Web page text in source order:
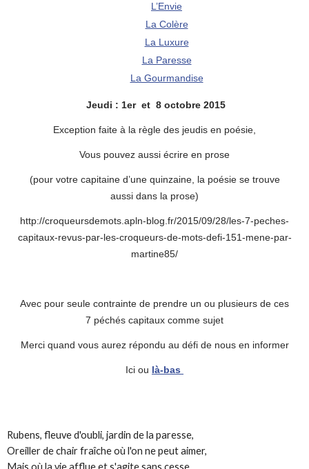
L’Envie
La Colère
La Luxure
La Paresse
La Gourmandise
Jeudi : 1er et 8 octobre 2015
Exception faite à la règle des jeudis en poésie,
Vous pouvez aussi écrire en prose
(pour votre capitaine d’une quinzaine, la poésie se trouve
aussi dans la prose)
http://croqueursdemots.apln-blog.fr/2015/09/28/les-7-peches-
capitaux-revus-par-les-croqueurs-de-mots-defi-151-mene-par-
martine85/
Avec pour seule contrainte de prendre un ou plusieurs de ces
7 péchés capitaux comme sujet
Merci quand vous aurez répondu au défi de nous en informer
Ici ou là-bas
Rubens, fleuve d'oubli, jardin de la paresse,
Oreiller de chair fraîche où l'on ne peut aimer,
Mais où la vie afflue et s'agite sans cesse,